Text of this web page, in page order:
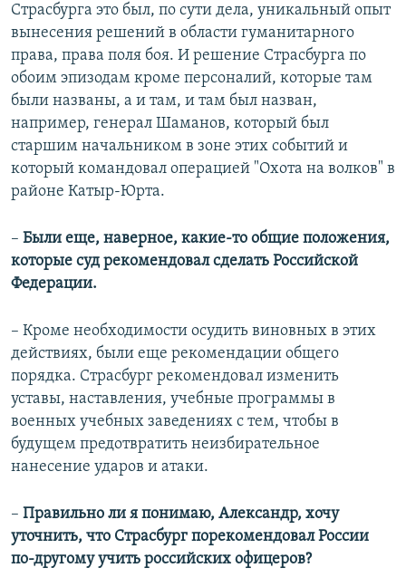
Страсбурга это был, по сути дела, уникальный опыт
вынесения решений в области гуманитарного
права, права поля боя. И решение Страсбурга по
обоим эпизодам кроме персоналий, которые там
были названы, а и там, и там был назван,
например, генерал Шаманов, который был
старшим начальником в зоне этих событий и
который командовал операцией "Охота на волков" в
районе Катыр-Юрта.
–​ Были еще, наверное, какие-то общие положения,
которые суд рекомендовал сделать Российской
Федерации.
– Кроме необходимости осудить виновных в этих
действиях, были еще рекомендации общего
порядка. Страсбург рекомендовал изменить
уставы, наставления, учебные программы в
военных учебных заведениях с тем, чтобы в
будущем предотвратить неизбирательное
нанесение ударов и атаки.
–​ Правильно ли я понимаю, Александр, хочу
уточнить, что Страсбург порекомендовал России
по-другому учить российских офицеров?